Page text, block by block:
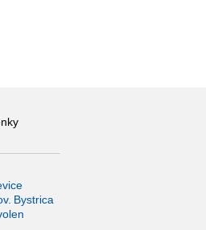
Bystrica